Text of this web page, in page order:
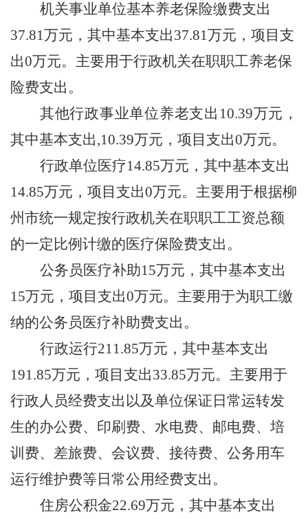
机关事业单位基本养老保险缴费支出
37.81万元，其中基本支出37.81万元，项目支
出0万元。主要用于行政机关在职职工养老保
险费支出。
其他行政事业单位养老支出 10.39万元 ，
其中基本支出,10.39万元，项目支出0万元。
行政单位医疗14.85万元，其中基本支出
14.85万元，项目支出0万元。主要用于根据柳
州市统一规定按行政机关在职职工工资总额
的一定比例计缴的医疗保险费支出。
公务员医疗补助15万元，其中基本支出
15万元，项目支出0万元。主要用于为职工缴
纳的公务员医疗补助费支出。
行政运行211.85万元，其中基本支出
191.85万元，项目支出33.85万元。主要用于
行政人员经费支出以及单位保证日常运转发
生的办公费、印刷费、水电费、邮电费、培
训费、差旅费、会议费、接待费、公务用车
运行维护费等日常公用经费支出。
住房公积金22.69万元，其中基本支出